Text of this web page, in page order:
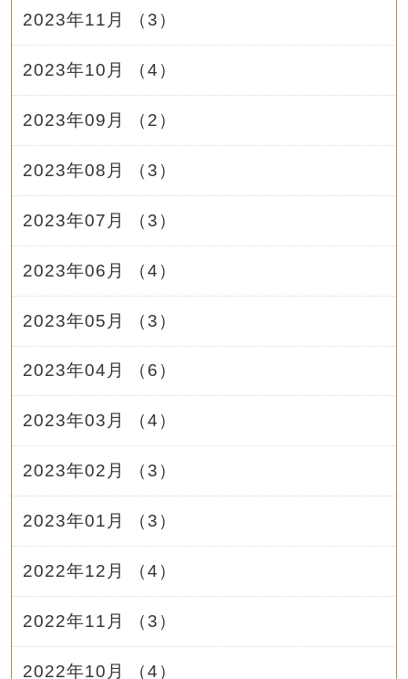
2023年11月 （3）
2023年10月 （4）
2023年09月 （2）
2023年08月 （3）
2023年07月 （3）
2023年06月 （4）
2023年05月 （3）
2023年04月 （6）
2023年03月 （4）
2023年02月 （3）
2023年01月 （3）
2022年12月 （4）
2022年11月 （3）
2022年10月 （4）